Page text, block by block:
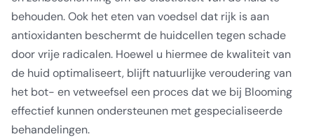
behouden. Ook het eten van voedsel dat rijk is aan
antioxidanten beschermt de huidcellen tegen schade
door vrije radicalen. Hoewel u hiermee de kwaliteit van
de huid optimaliseert, blijft natuurlijke veroudering van
het bot- en vetweefsel een proces dat we bij Blooming
effectief kunnen ondersteunen met gespecialiseerde
behandelingen.